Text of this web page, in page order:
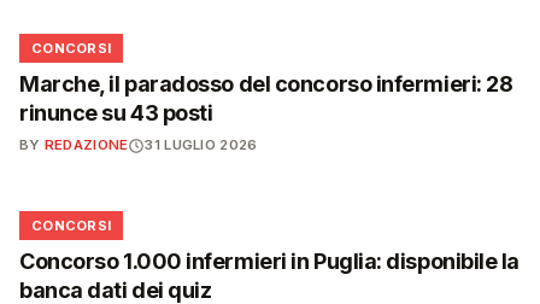
📋
CONCORSI
Marche, il paradosso del concorso infermieri: 28
rinunce su 43 posti
BY REDAZIONE 31 LUGLIO 2026
📋
CONCORSI
Concorso 1.000 infermieri in Puglia: disponibile la
banca dati dei quiz